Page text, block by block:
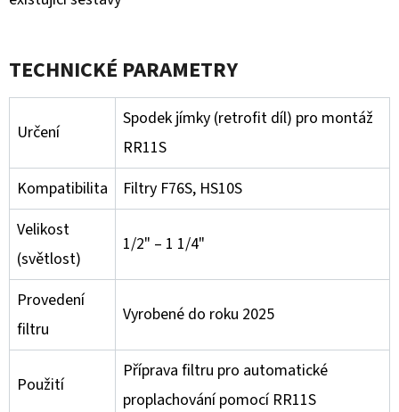
TECHNICKÉ PARAMETRY
Určení
Spodek jímky (retrofit díl) pro montáž
RR11S
Kompatibilita
Filtry F76S, HS10S
Velikost
(světlost)
1/2" – 1 1/4"
Provedení
filtru
Vyrobené do roku 2025
Použití
Příprava filtru pro automatické
proplachování pomocí RR11S